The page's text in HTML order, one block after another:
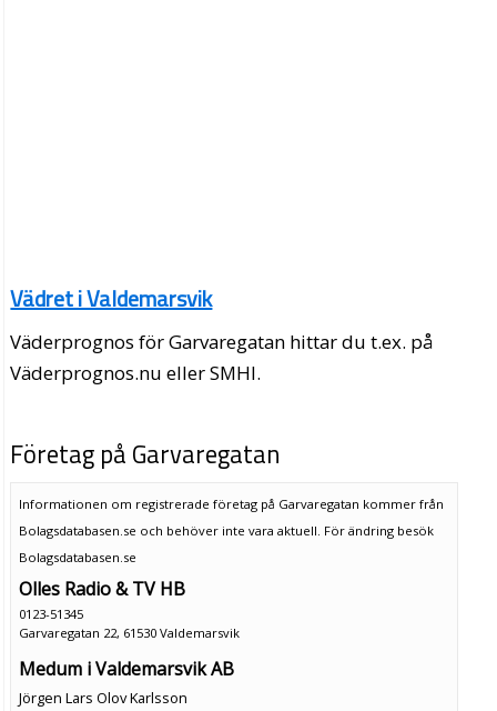
Vädret i Valdemarsvik
Väderprognos för Garvaregatan hittar du t.ex. på
Väderprognos.nu eller SMHI.
Företag på Garvaregatan
Informationen om registrerade företag på Garvaregatan kommer från
Bolagsdatabasen.se och behöver inte vara aktuell. För ändring besök
Bolagsdatabasen.se
Olles Radio & TV HB
0123-51345
Garvaregatan 22, 61530 Valdemarsvik
Medum i Valdemarsvik AB
Jörgen Lars Olov Karlsson